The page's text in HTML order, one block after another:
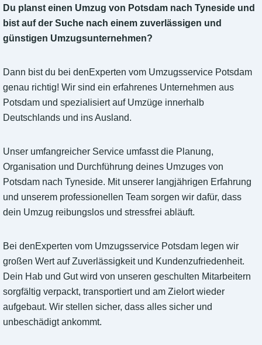
Du planst einen Umzug von Potsdam nach Tyneside und
bist auf der Suche nach einem zuverlässigen und
günstigen Umzugsunternehmen?
Dann bist du bei denExperten vom Umzugsservice Potsdam
genau richtig! Wir sind ein erfahrenes Unternehmen aus
Potsdam und spezialisiert auf Umzüge innerhalb
Deutschlands und ins Ausland.
Unser umfangreicher Service umfasst die Planung,
Organisation und Durchführung deines Umzuges von
Potsdam nach Tyneside. Mit unserer langjährigen Erfahrung
und unserem professionellen Team sorgen wir dafür, dass
dein Umzug reibungslos und stressfrei abläuft.
Bei denExperten vom Umzugsservice Potsdam legen wir
großen Wert auf Zuverlässigkeit und Kundenzufriedenheit.
Dein Hab und Gut wird von unseren geschulten Mitarbeitern
sorgfältig verpackt, transportiert und am Zielort wieder
aufgebaut. Wir stellen sicher, dass alles sicher und
unbeschädigt ankommt.